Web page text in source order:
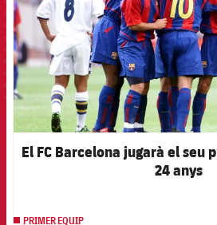
El FC Barcelona jugarà el seu
24 anys
PRIMER EQUIP